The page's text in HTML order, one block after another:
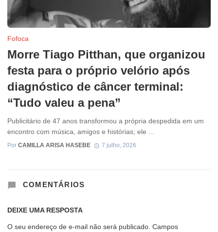
Fofoca
Morre Tiago Pitthan, que organizou
festa para o próprio velório após
diagnóstico de câncer terminal:
“Tudo valeu a pena”
Publicitário de 47 anos transformou a própria despedida em um
encontro com música, amigos e histórias; ele ...
Por CAMILLA ARISA HASEBE 7 julho, 2026
COMENTÁRIOS
DEIXE UMA RESPOSTA
O seu endereço de e-mail não será publicado. Campos